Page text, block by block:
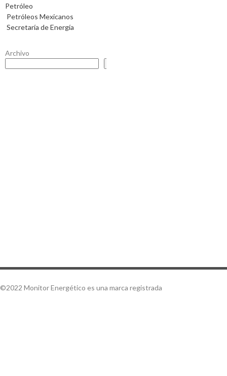
Petróleo
Petróleos Mexicanos
Secretaría de Energía
Archivo
©2022 Monitor Energético es una marca registrada